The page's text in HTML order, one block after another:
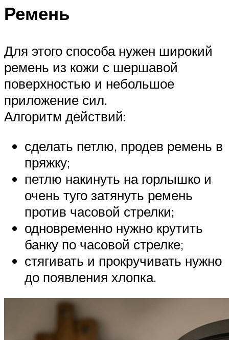
Ремень
Для этого способа нужен широкий
ремень из кожи с шершавой
поверхностью и небольшое
приложение сил.
Алгоритм действий:
сделать петлю, продев ремень в
пряжку;
петлю накинуть на горлышко и
очень туго затянуть ремень
против часовой стрелки;
одновременно нужно крутить
банку по часовой стрелке;
стягивать и прокручивать нужно
до появления хлопка.